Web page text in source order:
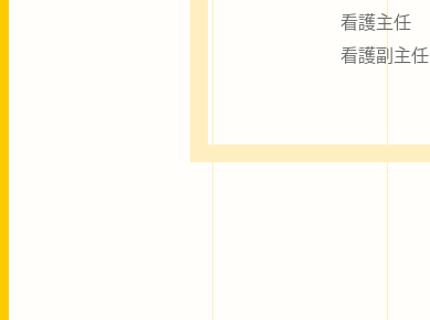
看護主任
看護副主任